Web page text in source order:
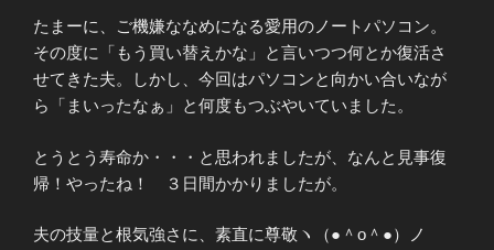
たまーに、ご機嫌ななめになる愛用のノートパソコン。
その度に「もう買い替えかな」と言いつつ何とか復活さ
せてきた夫。しかし、今回はパソコンと向かい合いなが
ら「まいったなぁ」と何度もつぶやいていました。
とうとう寿命か・・・と思われましたが、なんと見事復
帰！やったね！ ３日間かかりましたが。
夫の技量と根気強さに、素直に尊敬ヽ（●＾o＾●）ノ